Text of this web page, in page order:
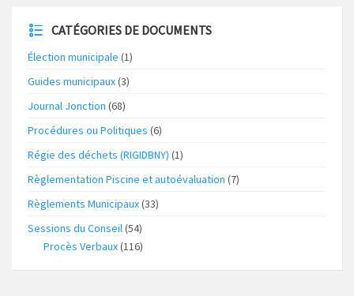
CATÉGORIES DE DOCUMENTS
Élection municipale (1)
Guides municipaux(3)
Journal Jonction (68)
Procédures ou Politiques (6)
Régie des déchets (RIGIDBNY) (1)
Règlementation Piscine et autoévaluation (7)
Règlements Municipaux(33)
Sessions du Conseil(54)
Procès Verbaux(116)